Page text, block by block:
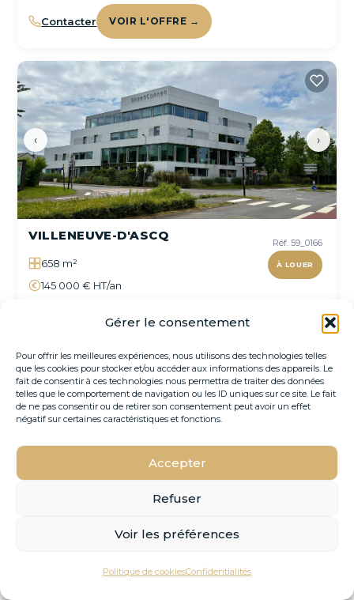
Gérer le consentement
Pour offrir les meilleures expériences, nous utilisons des technologies telles
que les cookies pour stocker et/ou accéder aux informations des appareils. Le
fait de consentir à ces technologies nous permettra de traiter des données
telles que le comportement de navigation ou les ID uniques sur ce site. Le fait
de ne pas consentir ou de retirer son consentement peut avoir un effet
négatif sur certaines caractéristiques et fonctions.
Accepter
Refuser
Voir les préférences
Politique de cookiesConfidentialités
Contacter VOIR L'OFFRE →
‹ ›
Réf. 59_0166
À LOUER
VILLENEUVE-D'ASCQ
658 m²
145 000 € HT/an
dans un immeuble de bureaux bois contemporain
Contacter VOIR L'OFFRE →